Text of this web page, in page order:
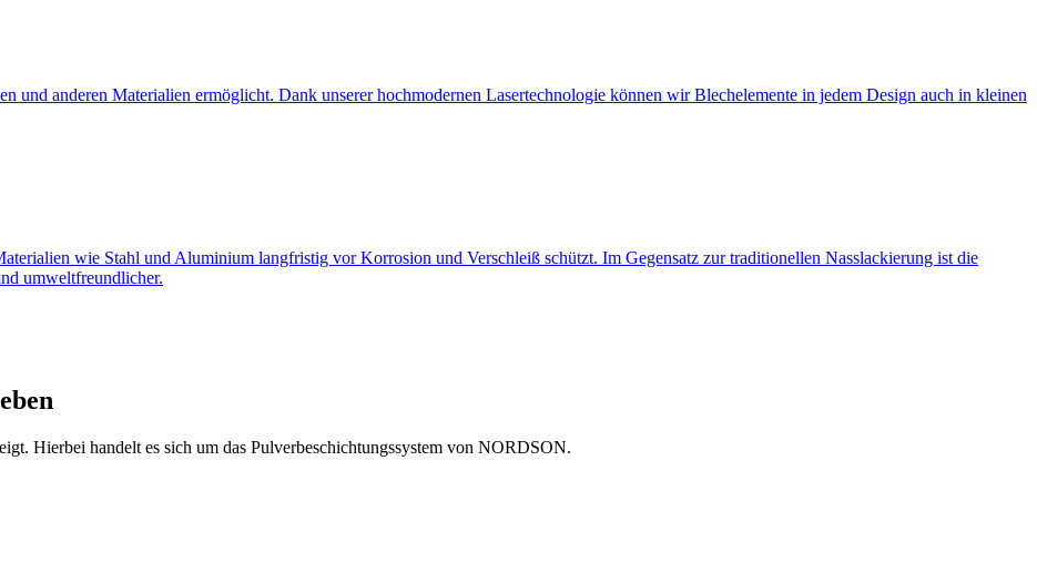
und anderen Materialien ermöglicht. Dank unserer hochmodernen Lasertechnologie können wir Blechelemente in jedem Design auch in kleinen
wie Stahl und Aluminium langfristig vor Korrosion und Verschleiß schützt. Im Gegensatz zur traditionellen Nasslackierung ist die
umweltfreundlicher.
Hierbei handelt es sich um das Pulverbeschichtungssystem von NORDSON.